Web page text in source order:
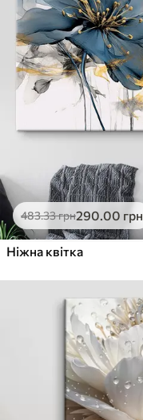
483.33грн290.00 грн
Ніжна квітка